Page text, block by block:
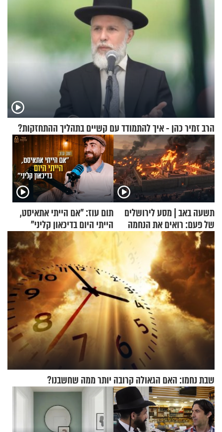
הרב זמיר כהן - איך להתמודד עם קשיים בתהליך ההתחזקות?
תשעה באב | מסע לירושלים
של פעם: רואים את הנחמה
תום עוז: "אם הייתי אתאיסט,
הייתי היום בדיכאון קליני"
שבת נחמו: האם הגאולה קרובה יותר ממה שחשבנו?